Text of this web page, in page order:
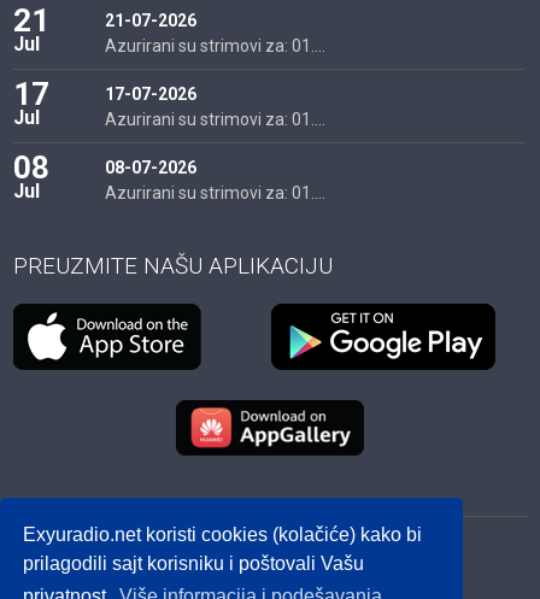
Exyuradio.net koristi cookies (kolačiće) kako bi
prilagodili sajt korisniku i poštovali Vašu
21
Jul
21-07-2026
Azurirani su strimovi za: 01....
17
Jul
17-07-2026
Azurirani su strimovi za: 01....
08
Jul
08-07-2026
Azurirani su strimovi za: 01....
PREUZMITE NAŠU APLIKACIJU
© 2012 - 2026! exyuradio.net -Politika privatnosti -
created by IMS.RS